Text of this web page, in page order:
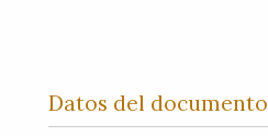
Datos del documento